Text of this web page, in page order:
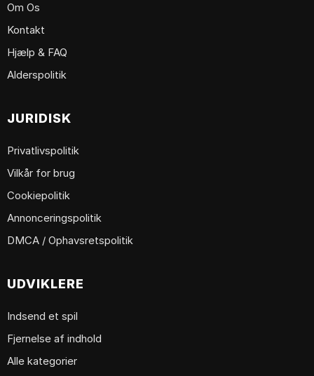
Om Os
Kontakt
Hjælp & FAQ
Alderspolitik
JURIDISK
Privatlivspolitik
Vilkår for brug
Cookiepolitik
Annonceringspolitik
DMCA / Ophavsretspolitik
UDVIKLERE
Indsend et spil
Fjernelse af indhold
Alle kategorier